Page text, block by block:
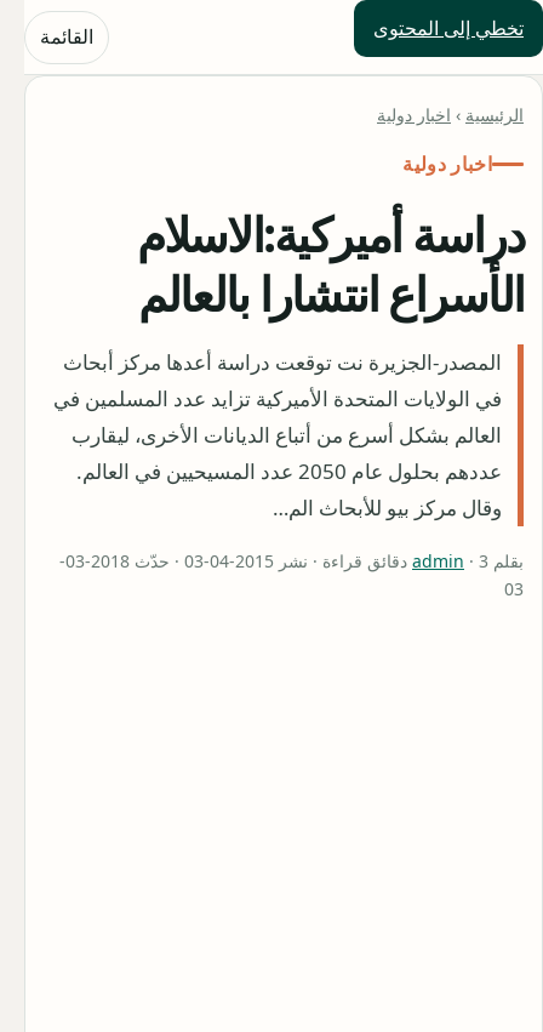
تخطي إلى المحتوى
حلول العالم القائمة
الرئيسية › اخبار دولية
اخبار دولية
دراسة أميركية:الاسلام
الأسراع انتشارا بالعالم
المصدر-الجزيرة نت توقعت دراسة أعدها مركز أبحاث
في الولايات المتحدة الأميركية تزايد عدد المسلمين في
العالم بشكل أسرع من أتباع الديانات الأخرى، ليقارب
عددهم بحلول عام 2050 عدد المسيحيين في العالم.
وقال مركز بيو للأبحاث الم…
بقلم admin
· 3 دقائق قراءة · نشر 2015-04-03 · حدّث 2018-03-
03